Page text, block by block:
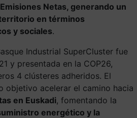
Netas, generando un
en términos
y sociales.
Industrial SuperCluster fue
y presentada en la COP26,
4 clústeres adheridos. El
objetivo acelerar el camino hacia
en Euskadi, fomentando la
energético y la